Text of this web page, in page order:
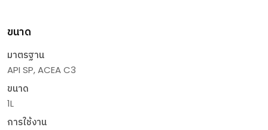
ขนาด
มาตรฐาน
API SP, ACEA C3
ขนาด
1L
การใช้งาน